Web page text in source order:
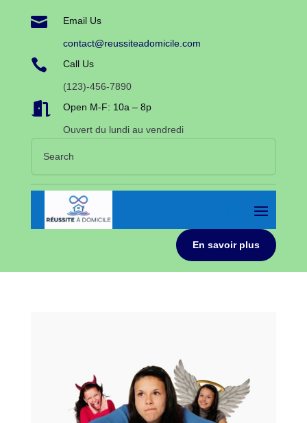
 Email Us
contact@reussiteadomicile.com
 Call Us
(123)-456-7890
 Open M-F: 10a – 8p
Ouvert du lundi au vendredi
En savoir plus